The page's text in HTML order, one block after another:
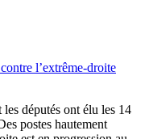
l’extrême-droite
députés ont élu les 14
postes hautement